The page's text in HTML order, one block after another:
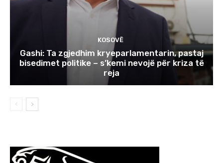
KOSOVË
Gashi: Ta zgjedhim kryeparlamentarin, pastaj
bisedimet politike – s’kemi nevojë për kriza të
reja